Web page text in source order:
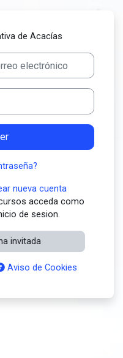
a
cuenta
nueva cuenta
acceda como
de sesion.
invitada
Aviso de Cookies